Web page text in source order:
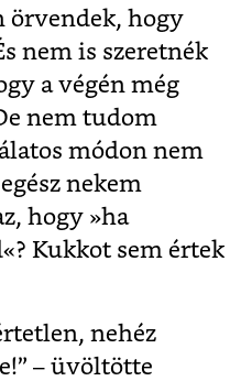
örvendek, hogy
nem is szeretnék
a végén még
nem tudom
módon nem
nekem
hogy »ha
Kukkot sem értek
nehéz
– üvöltötte